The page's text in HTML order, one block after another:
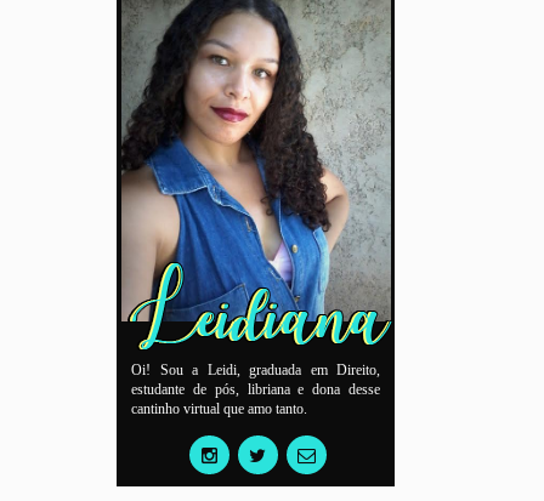
Oi! Sou a Leidi, graduada em Direito,
estudante de pós, libriana e dona desse
cantinho virtual que amo tanto.